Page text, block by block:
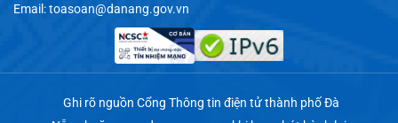
Email:toasoan@danang.gov.vn
Ghi rõ nguồn Cổng Thông tin điện tử thành phố Đà